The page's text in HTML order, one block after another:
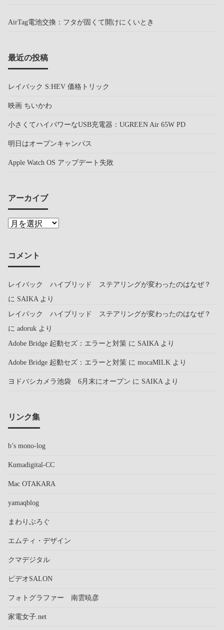
AirTag電池交換：フタが固くて開けにくいとき
最近の投稿
レイバック S:HEV 価格トリック
映画 ちいかわ
小さくてハイパワーなUSB充電器：UGREEN Air 65W PD
明日はオープンキャンパス
Apple Watch OS アップデート失敗
アーカイブ
コメント
レイバック ハイブリッド ステアリングが変わったのはなぜ？
に SAIKAより
レイバック ハイブリッド ステアリングが変わったのはなぜ？
に adoruk より
Adobe Bridge 起動セズ：エラーと対策 に SAIKAより
Adobe Bridge 起動セズ：エラーと対策 に mocaMILK より
ヨドバシカメラ池袋 6月末にオープン に SAIKAより
リンク集
b’s mono-log
Kumadigital-CC
Mac OTAKARA
yamaqblog
まわりぶろぐ
エムティ・デザイン
クマデジタル
ビデオSALON
フォトグラファー 南雲暁彦
家電女子.net